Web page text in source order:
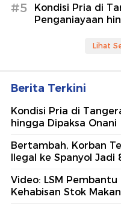
#5
Kondisi Pria di
Penganiayaan
Lihat
Berita Terkini
Kondisi Pria di
hingga Dipaksa Onani
Bertambah, Korban
Ilegal ke Spanyol Jadi
Video: LSM
Kehabisan Stok